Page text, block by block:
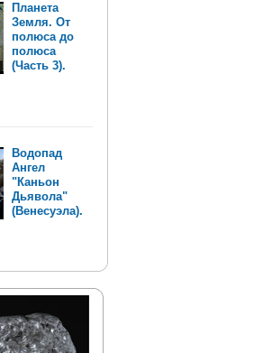
Планета
Земля. От
полюса до
полюса
(Часть 3).
Водопад
Ангел
"Каньон
Дьявола"
(Венесуэла).